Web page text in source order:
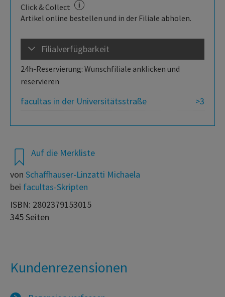
Click & Collect
Artikel online bestellen und in der Filiale abholen.
Filialverfügbarkeit
24h-Reservierung: Wunschfiliale anklicken und
reservieren
>3
facultas in der Universitätsstraße
Auf die Merkliste
von Schaffhauser-Linzatti Michaela
bei facultas-Skripten
ISBN: 2802379153015
345 Seiten
Kundenrezensionen